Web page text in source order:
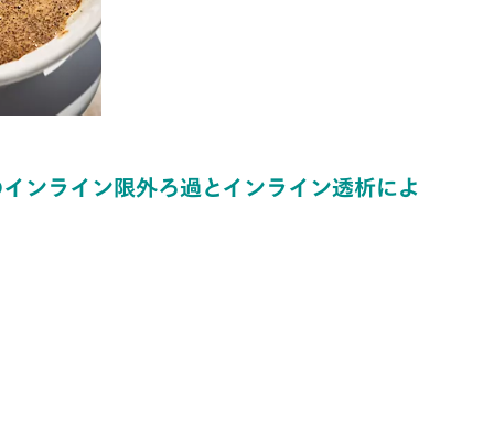
ンライン限外ろ過とインライン透析によ